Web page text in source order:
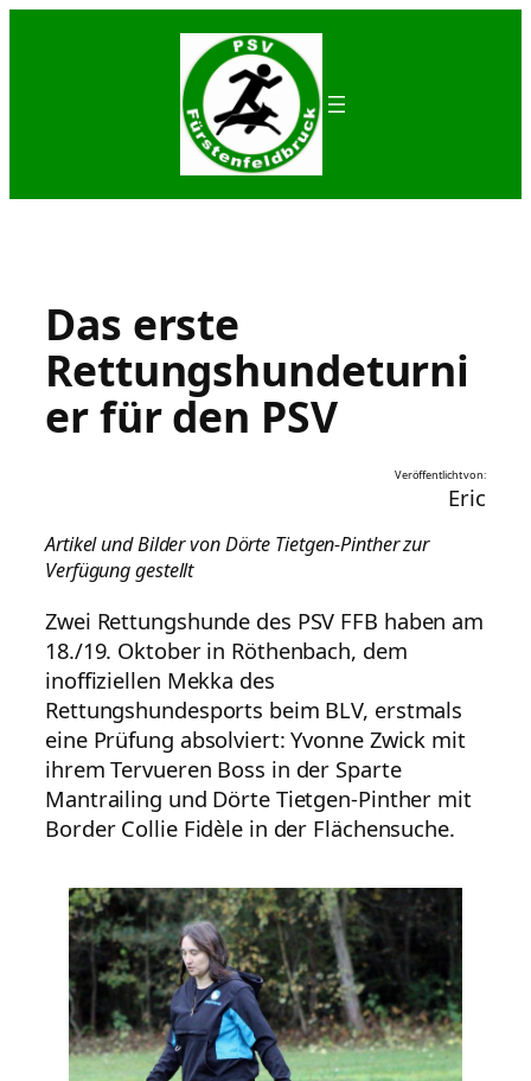
Das erste
Rettungshundeturni
er für den PSV
Veröffentlicht von:
Eric
Artikel und Bilder von Dörte Tietgen-Pinther zur
Verfügung gestellt
Zwei Rettungshunde des PSV FFB haben am
18./19. Oktober in Röthenbach, dem
inoffiziellen Mekka des
Rettungshundesports beim BLV, erstmals
eine Prüfung absolviert: Yvonne Zwick mit
ihrem Tervueren Boss in der Sparte
Mantrailing und Dörte Tietgen-Pinther mit
Border Collie Fidèle in der Flächensuche.